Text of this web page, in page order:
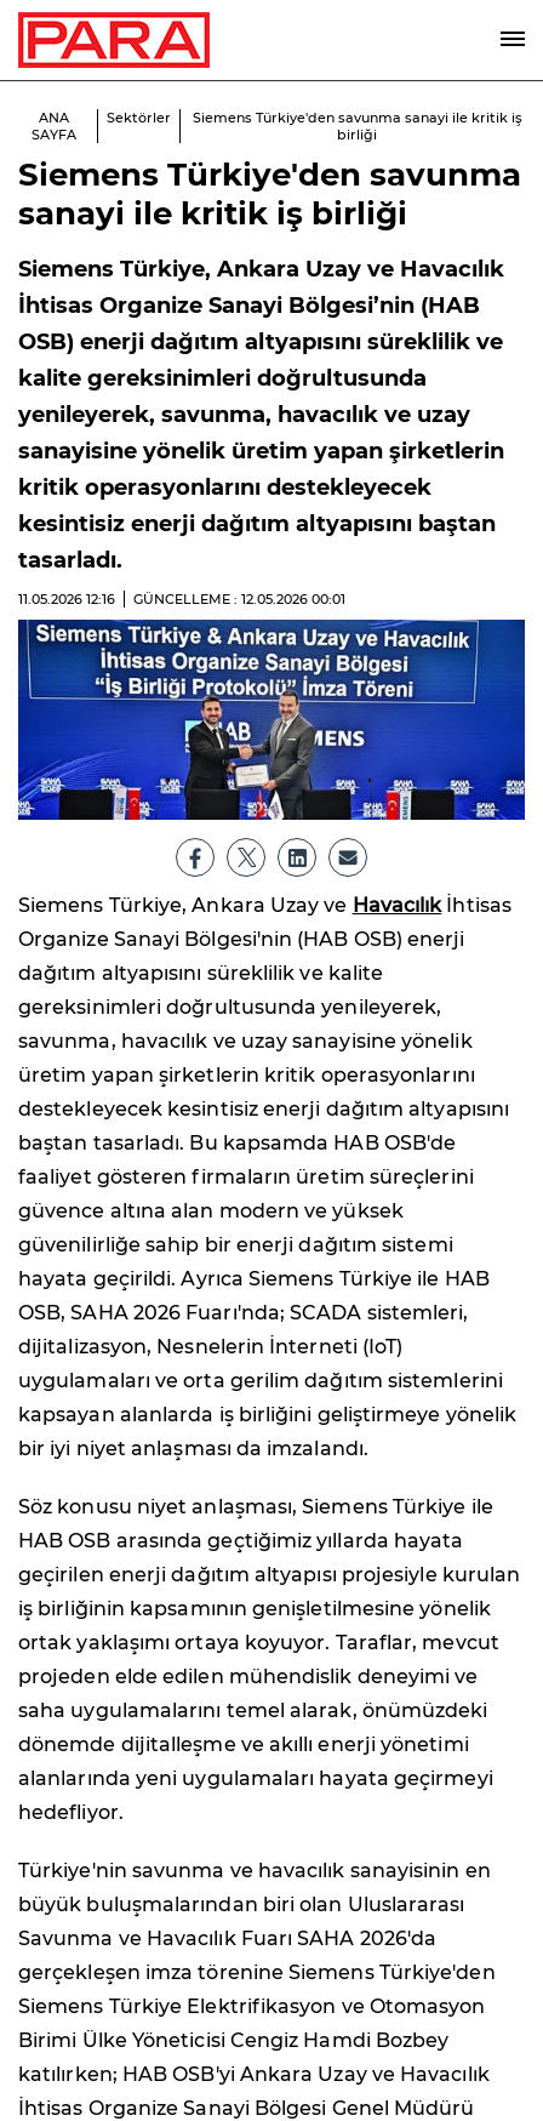
ANA
SAYFA
Sektörler
Siemens Türkiye'den savunma sanayi ile kritik iş
birliği
Siemens Türkiye'den savunma
sanayi ile kritik iş birliği
Siemens Türkiye, Ankara Uzay ve Havacılık
İhtisas Organize Sanayi Bölgesi’nin (HAB
OSB) enerji dağıtım altyapısını süreklilik ve
kalite gereksinimleri doğrultusunda
yenileyerek, savunma, havacılık ve uzay
sanayisine yönelik üretim yapan şirketlerin
kritik operasyonlarını destekleyecek
kesintisiz enerji dağıtım altyapısını baştan
tasarladı.
11.05.2026 12:16 GÜNCELLEME : 12.05.2026 00:01
Siemens Türkiye, Ankara Uzay ve Havacılıkİhtisas
Organize Sanayi Bölgesi'nin (HAB OSB) enerji
dağıtım altyapısını süreklilik ve kalite
gereksinimleri doğrultusunda yenileyerek,
savunma, havacılık ve uzay sanayisine yönelik
üretim yapan şirketlerin kritik operasyonlarını
destekleyecek kesintisiz enerji dağıtım altyapısını
baştan tasarladı. Bu kapsamda HAB OSB'de
faaliyet gösteren firmaların üretim süreçlerini
güvence altına alan modern ve yüksek
güvenilirliğe sahip bir enerji dağıtım sistemi
hayata geçirildi. Ayrıca Siemens Türkiye ile HAB
OSB, SAHA 2026 Fuarı'nda; SCADA sistemleri,
dijitalizasyon, Nesnelerin İnterneti (IoT)
uygulamaları ve orta gerilim dağıtım sistemlerini
kapsayan alanlarda iş birliğini geliştirmeye yönelik
bir iyi niyet anlaşması da imzalandı.
Söz konusu niyet anlaşması, Siemens Türkiye ile
HAB OSB arasında geçtiğimiz yıllarda hayata
geçirilen enerji dağıtım altyapısı projesiyle kurulan
iş birliğinin kapsamının genişletilmesine yönelik
ortak yaklaşımı ortaya koyuyor. Taraflar, mevcut
projeden elde edilen mühendislik deneyimi ve
saha uygulamalarını temel alarak, önümüzdeki
dönemde dijitalleşme ve akıllı enerji yönetimi
alanlarında yeni uygulamaları hayata geçirmeyi
hedefliyor.
Türkiye'nin savunma ve havacılık sanayisinin en
büyük buluşmalarından biri olan Uluslararası
Savunma ve Havacılık Fuarı SAHA 2026'da
gerçekleşen imza törenine Siemens Türkiye'den
Siemens Türkiye Elektrifikasyon ve Otomasyon
Birimi Ülke Yöneticisi Cengiz Hamdi Bozbey
katılırken; HAB OSB'yi Ankara Uzay ve Havacılık
İhtisas Organize Sanayi Bölgesi Genel Müdürü